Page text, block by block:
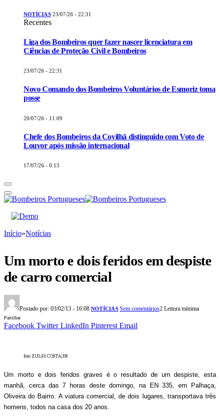
NOTÍCIAS 23/07/26 - 22:31
Recentes
Liga dos Bombeiros quer fazer nascer licenciatura em
Ciências de Proteção Civil e Bombeiros
23/07/26 - 22:31
Novo Comando dos Bombeiros Voluntários de Esmoriz toma
posse
20/07/26 - 11:09
Chefe dos Bombeiros da Covilhã distinguido com Voto de
Louvor após missão internacional
17/07/26 - 0:13
Início»Notícias
Um morto e dois feridos em despiste
de carro comercial
Postado por: 03/02/13 - 16:08 NOTÍCIAS Sem comentários2 Leitura mínima
Partilhar
Facebook Twitter LinkedIn Pinterest Email
foto ZULAY COSTA/JN
Um morto e dois feridos graves é o resultado de um despiste, esta
manhã, cerca das 7 horas deste domingo, na EN 335, em Palhaça,
Oliveira do Bairro. A viatura comercial, de dois lugares, transportava três
homens, todos na casa dos 20 anos.